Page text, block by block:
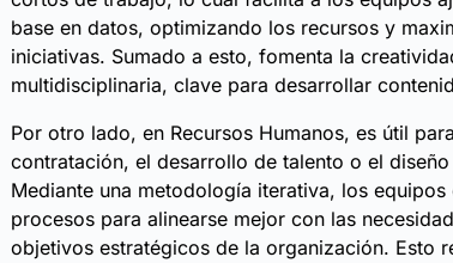
base en datos, optimizando los recursos y
iniciativas. Sumado a esto, fomenta la
multidisciplinaria, clave para desarrollar
Por otro lado, en Recursos Humanos, es útil
contratación, el desarrollo de talento o el
Mediante una metodología iterativa, los
procesos para alinearse mejor con las
objetivos estratégicos de la organización. Esto